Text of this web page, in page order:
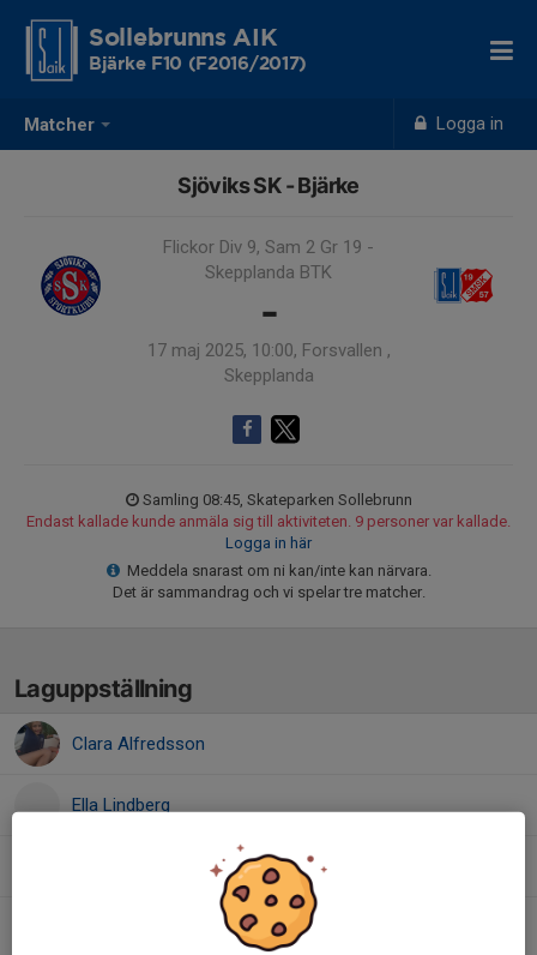
Matcher Logga in
Sollebrunns AIK
Bjärke F10 (F2016/2017)
Sjöviks SK - Bjärke
Flickor Div 9, Sam 2 Gr 19 -
Skepplanda BTK
-
17 maj 2025, 10:00, Forsvallen ,
Skepplanda
Samling 08:45, Skateparken Sollebrunn
Endast kallade kunde anmäla sig till aktiviteten. 9 personer var kallade.
Logga in här
Meddela snarast om ni kan/inte kan närvara.
Det är sammandrag och vi spelar tre matcher.
Laguppställning
Clara Alfredsson
Ella Lindberg